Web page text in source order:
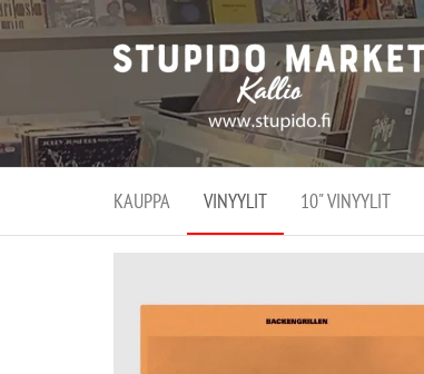
KAUPPA VINYYLIT 10" VINYYLIT